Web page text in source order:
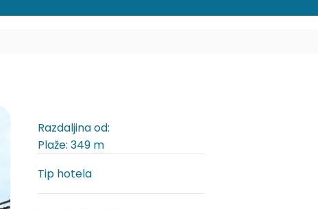
Razdaljina od:
Plaže: 349 m
Tip hotela